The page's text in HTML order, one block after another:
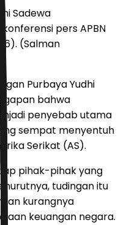
Sadewa
pers APBN
(Salman
Purbaya Yudhi
bahwa
penyebab utama
sempat menyentuh
Serikat (AS).
pihak-pihak yang
tudingan itu
kurangnya
keuangan negara.